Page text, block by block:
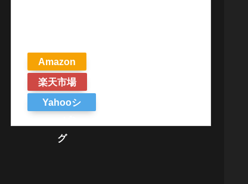
Amazon
楽天市場
Yahooシ
グ